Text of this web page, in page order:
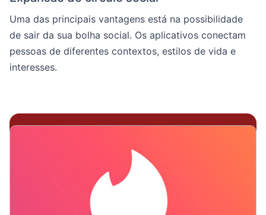
Uma das principais vantagens está na possibilidade
de sair da sua bolha social. Os aplicativos conectam
pessoas de diferentes contextos, estilos de vida e
interesses.